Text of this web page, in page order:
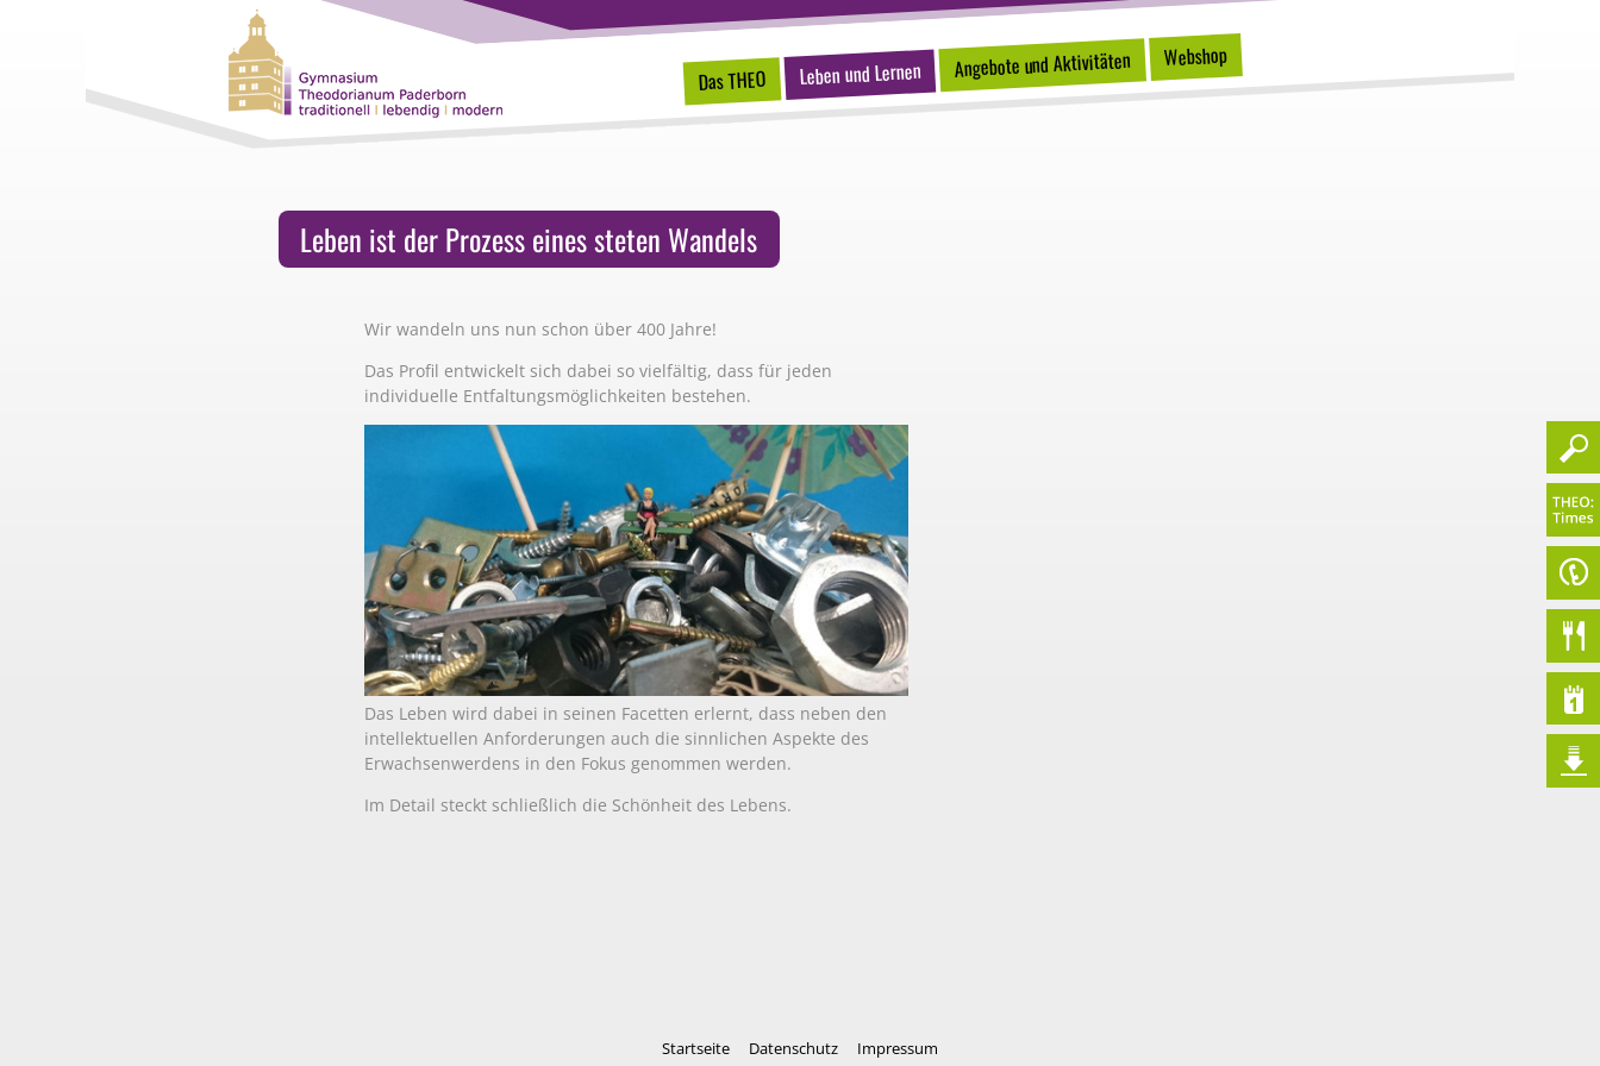
Das THEO Leben und Lernen Angebote und Aktivitäten Webshop
Leben ist der Prozess eines steten Wandels
Wir wandeln uns nun schon über 400 Jahre!
Das Profil entwickelt sich dabei so vielfältig, dass für jeden
individuelle Entfaltungsmöglichkeiten bestehen.
Das Leben wird dabei in seinen Facetten erlernt, dass neben den
intellektuellen Anforderungen auch die sinnlichen Aspekte des
Erwachsenwerdens in den Fokus genommen werden.
Im Detail steckt schließlich die Schönheit des Lebens.
Startseite Datenschutz Impressum